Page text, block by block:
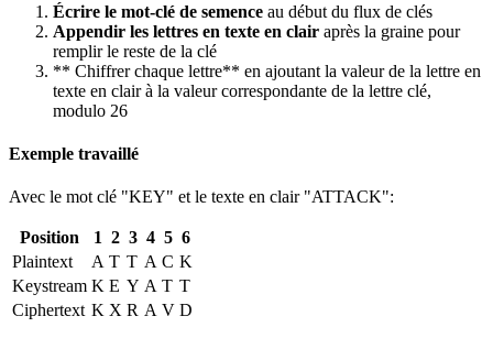
Écrire le mot-clé de semence au début du flux de clés
Appendir les lettres en texte en clair après la graine pour
remplir le reste de la clé
** Chiffrer chaque lettre** en ajoutant la valeur de la lettre en
texte en clair à la valeur correspondante de la lettre clé,
modulo 26
Exemple travaillé
Avec le mot clé "KEY" et le texte en clair "ATTACK":
Position 1 2 3 4 5 6
Plaintext
A T T A C K
Keystream K E Y A T T
Ciphertext K X R A V D